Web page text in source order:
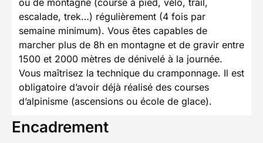
ou de montagne (course à pied, vélo, trail,
escalade, trek…) régulièrement (4 fois par
semaine minimum). Vous êtes capables de
marcher plus de 8h en montagne et de gravir entre
1500 et 2000 mètres de dénivelé à la journée.
Vous maîtrisez la technique du cramponnage. Il est
obligatoire d’avoir déjà réalisé des courses
d’alpinisme (ascensions ou école de glace).
Encadrement